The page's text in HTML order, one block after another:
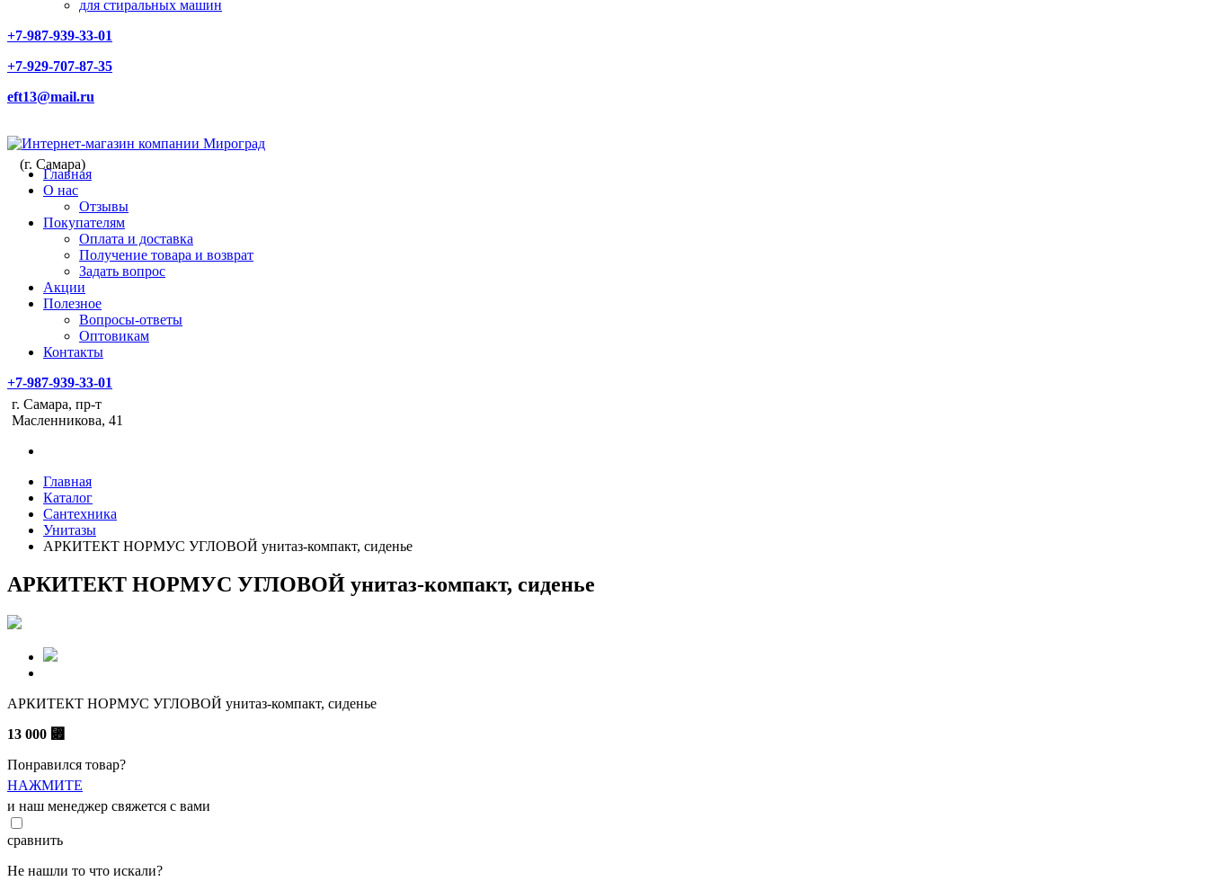
для стиральных машин
+7-987-939-33-01
+7-929-707-87-35
eft13@mail.ru
(г. Самара)
Главная
О нас
Отзывы
Покупателям
Оплата и доставка
Получение товара и возврат
Задать вопрос
Акции
Полезное
Вопросы-ответы
Оптовикам
Контакты
+7-987-939-33-01
г. Самара, пр-т
Масленникова, 41
Главная
Каталог
Сантехника
Унитазы
АРКИТЕКТ НОРМУС УГЛОВОЙ унитаз-компакт, сиденье
АРКИТЕКТ НОРМУС УГЛОВОЙ унитаз-компакт, сиденье
АРКИТЕКТ НОРМУС УГЛОВОЙ унитаз-компакт, сиденье
13 000 ⃏
Понравился товар?
НАЖМИТЕ
и наш менеджер свяжется с вами
сравнить
Не нашли то что искали?